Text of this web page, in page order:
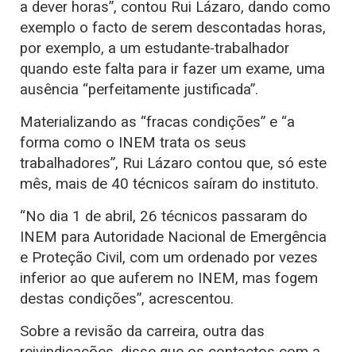
a dever horas”, contou Rui Lázaro, dando como
exemplo o facto de serem descontadas horas,
por exemplo, a um estudante-trabalhador
quando este falta para ir fazer um exame, uma
ausência “perfeitamente justificada”.
Materializando as “fracas condições” e “a
forma como o INEM trata os seus
trabalhadores”, Rui Lázaro contou que, só este
mês, mais de 40 técnicos saíram do instituto.
“No dia 1 de abril, 26 técnicos passaram do
INEM para Autoridade Nacional de Emergência
e Proteção Civil, com um ordenado por vezes
inferior ao que auferem no INEM, mas fogem
destas condições”, acrescentou.
Sobre a revisão da carreira, outra das